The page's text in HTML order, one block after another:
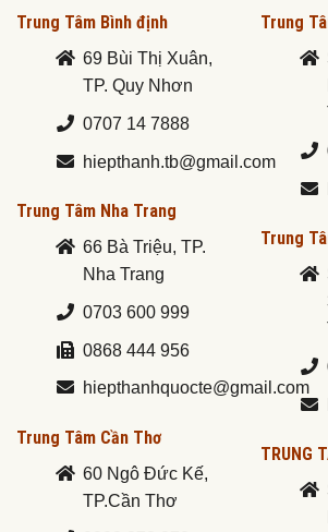
Trung Tâm Bình định
69 Bùi Thị Xuân,
TP. Quy Nhơn
0707 14 7888
hiepthanh.tb@gmail.com
Trung Tâm Nha Trang
66 Bà Triệu, TP.
Nha Trang
0703 600 999
0868 444 956
hiepthanhquocte@gmail.com
Trung Tâm Cần Thơ
60 Ngô Đức Kế,
TP.Cần Thơ
Trung
Trung
TRUNG